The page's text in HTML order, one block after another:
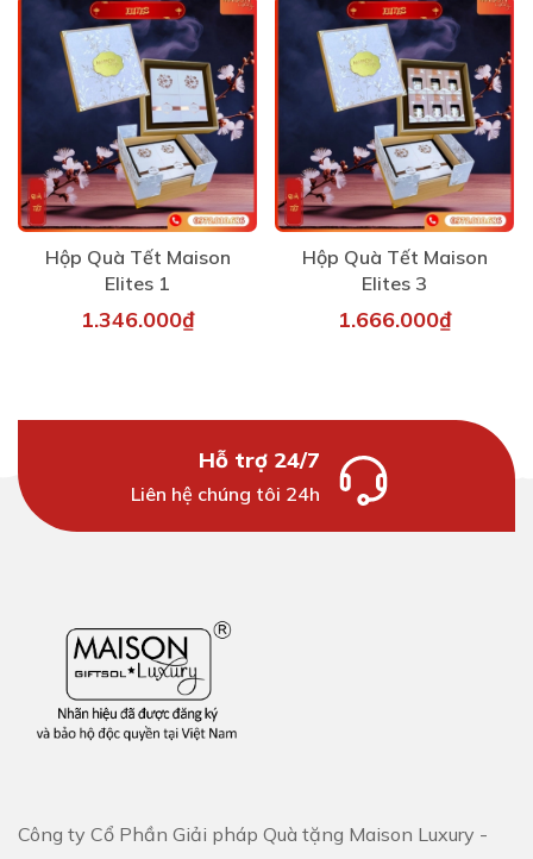
Hộp Quà Tết Maison
Elites 1
1.346.000₫
Hộp Quà Tết Maison
Elites 3
1.666.000₫
Hỗ trợ 24/7
Liên hệ chúng tôi 24h
Công ty Cổ Phần Giải pháp Quà tặng Maison Luxury -